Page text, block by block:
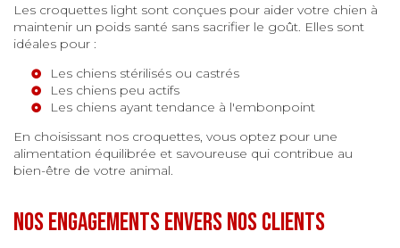
Les croquettes light sont conçues pour aider votre chien à
maintenir un poids santé sans sacrifier le goût. Elles sont
idéales pour :
Les chiens stérilisés ou castrés
Les chiens peu actifs
Les chiens ayant tendance à l'embonpoint
En choisissant nos croquettes, vous optez pour une
alimentation équilibrée et savoureuse qui contribue au
bien-être de votre animal.
Nos engagements envers nos clients